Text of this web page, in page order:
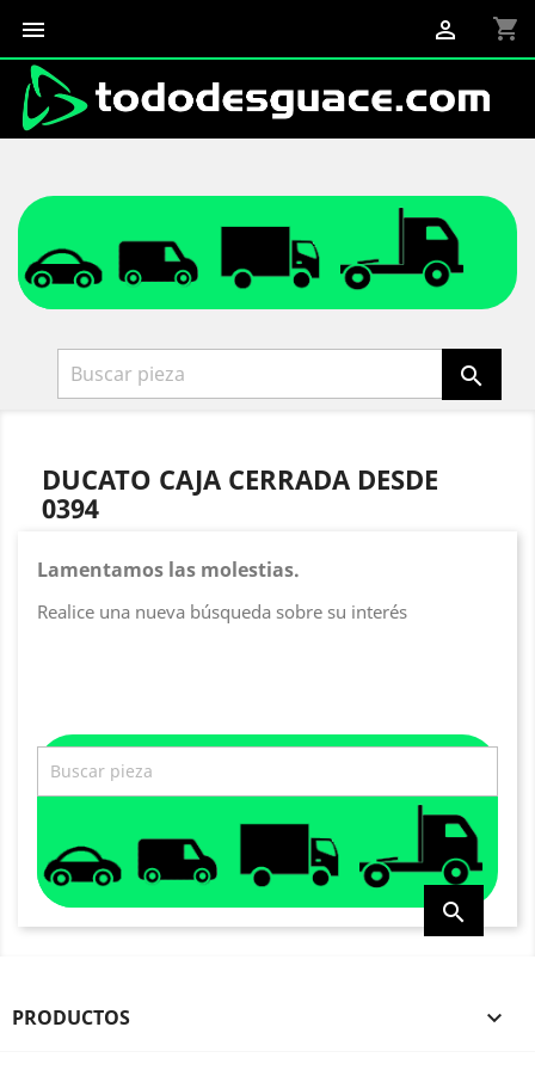
 shopping_cart


DUCATO CAJA CERRADA DESDE
0394
Lamentamos las molestias.
Realice una nueva búsqueda sobre su interés

PRODUCTOS 